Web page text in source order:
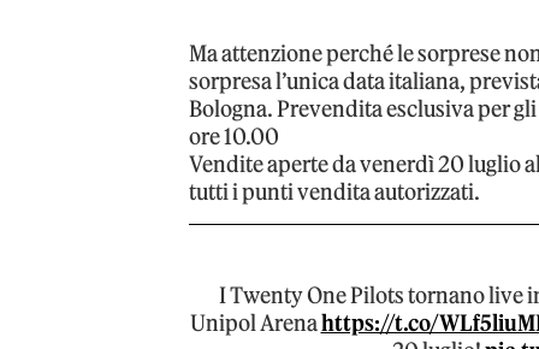
Ma attenzione perché le sorprese
sorpresa l’unica data italiana,
Bologna. Prevendita esclusiva per
ore 10.00
Vendite aperte da venerdì 20 luglio
tutti i punti vendita autorizzati.
I Twenty One Pilots tornano live
Unipol Arenahttps://t.co/